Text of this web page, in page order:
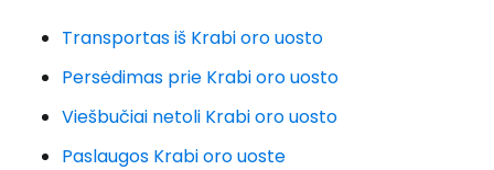
Transportas iš Krabi oro uosto
Persėdimas prie Krabi oro uosto
Viešbučiai netoli Krabi oro uosto
Paslaugos Krabi oro uoste